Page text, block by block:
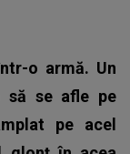
o armă. Un
să se afle pe
pe acel